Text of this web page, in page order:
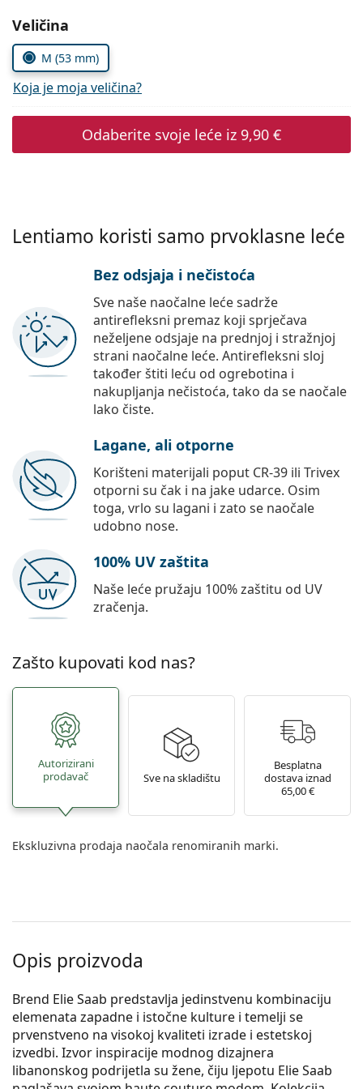
Prada
Sve marke sunčanih naočala
Odaberite parametre
Veličina
M (53 mm)
Koja je moja veličina?
Odaberite svoje leće iz 9,90 €
Lentiamo koristi samo prvoklasne leće
Bez odsjaja i nečistoća
Sve naše naočalne leće sadrže
antirefleksni premaz koji sprječava
neželjene odsjaje na prednjoj i stražnjoj
strani naočalne leće. Antirefleksni sloj
također štiti leću od ogrebotina i
nakupljanja nečistoća, tako da se naočale
lako čiste.
Lagane, ali otporne
Korišteni materijali poput CR-39 ili Trivex
otporni su čak i na jake udarce. Osim
toga, vrlo su lagani i zato se naočale
udobno nose.
100% UV zaštita
Naše leće pružaju 100% zaštitu od UV
zračenja.
Zašto kupovati kod nas?
Autorizirani
prodavač
Sve na skladištu
Besplatna
dostava iznad
65,00 €
Ekskluzivna prodaja naočala renomiranih marki.
Opis proizvoda
Brend Elie Saab predstavlja jedinstvenu kombinaciju
elemenata zapadne i istočne kulture i temelji se
prvenstveno na visokoj kvaliteti izrade i estetskoj
izvedbi. Izvor inspiracije modnog dizajnera
libanonskog podrijetla su žene, čiju ljepotu Elie Saab